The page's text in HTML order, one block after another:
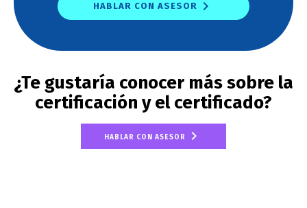
HABLAR CON ASESOR
¿Te gustaría conocer más sobre la
certificación y el certificado?
HABLAR CON ASESOR